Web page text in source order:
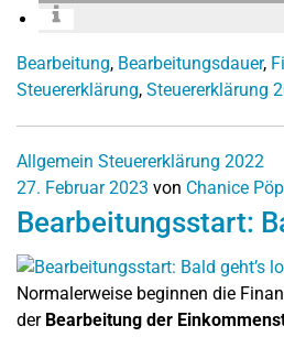
Bearbeitung, Bearbeitungsdauer,
Steuererklärung, Steuererklärung
Allgemein Steuererklärung 2022
27. Februar 2023 von Chanice
Bearbeitungsstart:
Normalerweise beginnen die
der Bearbeitung der